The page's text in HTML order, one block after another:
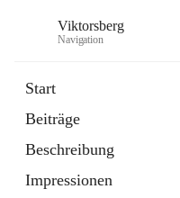
Viktorsberg
Navigation
Start
Beiträge
Beschreibung
Impressionen
1 Schnellzugriff
Bürgerservice